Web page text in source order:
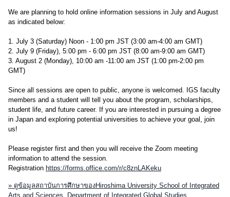
We are planning to hold online information sessions in July and August
as indicated below:
1. July 3 (Saturday) Noon - 1:00 pm JST (3:00 am-4:00 am GMT)
2. July 9 (Friday), 5:00 pm - 6:00 pm JST (8:00 am-9:00 am GMT)
3. August 2 (Monday), 10:00 am -11:00 am JST (1:00 pm-2:00 pm
GMT)
Since all sessions are open to public, anyone is welcomed. IGS faculty
members and a student will tell you about the program, scholarships,
student life, and future career. If you are interested in pursuing a degree
in Japan and exploring potential universities to achieve your goal, join
us!
Please register first and then you will receive the Zoom meeting
information to attend the session.
Registration https://forms.office.com/r/c8znLAKeku
» ดูข้อมูลสถาบันการศึกษาของHiroshima University School of Integrated
Arts and Sciences, Department of Integrated Global Studies